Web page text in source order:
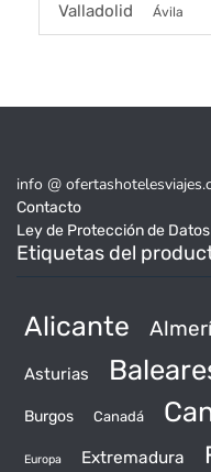
Valladolid Ávila
info @
Contacto
Ley de Protección de
Etiquetas del
Alicante
Asturias
Burgos Canadá
Europa Extremadura